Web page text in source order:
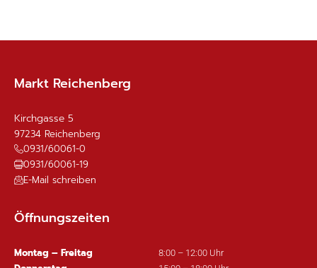
Markt Reichenberg
Kirchgasse 5
97234 Reichenberg
0931/60061-0
0931/60061-19
E-Mail schreiben
Öffnungszeiten
Montag – Freitag 8:00 – 12:00 Uhr